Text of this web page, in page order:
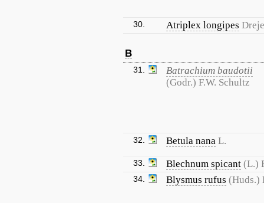
30. Atriplex longipes
B
31.
Batrachium baudotii
(Godr.) F.W. Schultz
32. Betula nana L.
33. Blechnum spicant (L.)
34. Blysmus rufus (Huds.)